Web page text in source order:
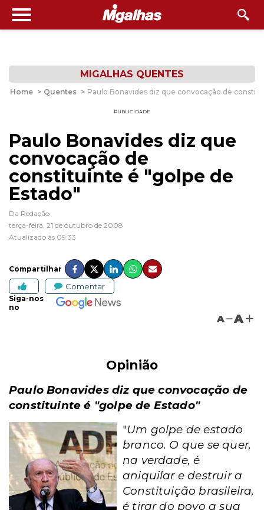
MIGALHAS QUENTES
Home > Quentes > Paulo Bonavides diz que convocação de
PUBLICIDADE
Paulo Bonavides diz que
convocação de
constituinte é "golpe de
Estado"
Da Redação
terça-feira, 21 de outubro de 2008
Atualizado às 09:33
Compartilhar
Comentar
Siga-nos
no
A A
Opinião
Paulo Bonavides diz que convocação de
constituinte é "golpe de Estado"
"Um golpe de estado
branco. O que se quer,
na verdade, é
aniquilar e destruir a
Constituição brasileira,
é tirar do povo a sua